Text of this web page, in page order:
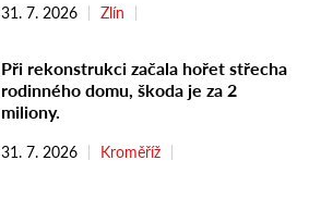
31. 7. 2026 Zlín
Při rekonstrukci začala hořet střecha
rodinného domu, škoda je za 2
miliony.
31. 7. 2026 Kroměříž